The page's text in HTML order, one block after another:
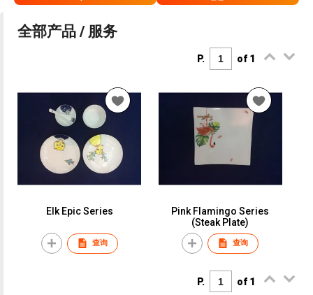
全部产品 / 服务
P. of 1
Elk Epic Series
查询
Pink Flamingo Series
(Steak Plate)
查询
P. of 1